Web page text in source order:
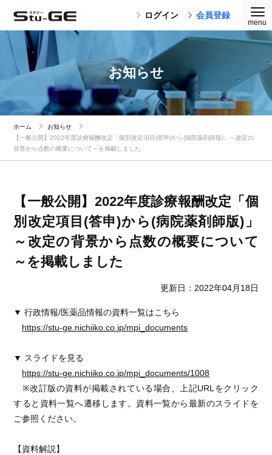
ログイン 会員登録
お知らせ
ホーム
お知らせ
【一般公開】2022年度診療報酬改定「個別改定項目(答申)から(病院薬剤師版)」～改定の
背景から点数の概要について～を掲載しました
【一般公開】2022年度診療報酬改定「個
別改定項目(答申)から(病院薬剤師版)」
～改定の背景から点数の概要について
～を掲載しました
更新日：2022年04月18日
▼ 行政情報/医薬品情報の資料一覧はこちら
https://stu-ge.nichiiko.co.jp/mpi_documents
▼ スライドを見る
https://stu-ge.nichiiko.co.jp/mpi_documents/1008
※改訂版の資料が掲載されている場合、上記URLをクリック
すると資料一覧へ遷移します。資料一覧から最新のスライドを
ご参照ください。
【資料解説】